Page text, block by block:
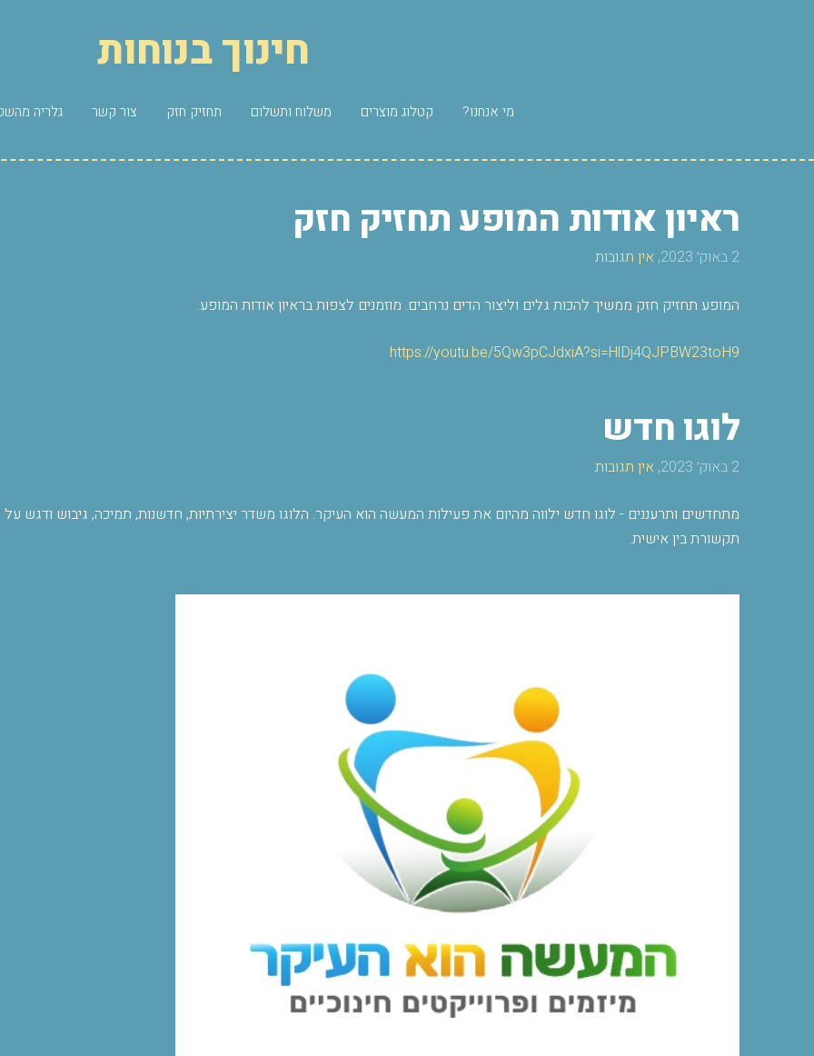
חינוך בנוחות
מי אנחנו? קטלוג מוצרים משלוח ותשלום תחזיק חזק צור קשר גלריה
ראיון אודות המופע תחזיק חזק
2 באוק׳ 2023, אין תגובות
המופע תחזיק חזק ממשיך להכות גלים וליצור הדים נרחבים. מוזמנים לצפות בראיון אודות המופע.
https://youtu.be/5Qw3pCJdxiA?si=HlDj4QJPBW23toH9
לוגו חדש
2 באוק׳ 2023, אין תגובות
מתחדשים ותרעננים - לוגו חדש ילווה מהיום את פעילות המעשה הוא העיקר. הלוגו משדר יצירתיות, חדשנות, תמיכה, גיבוש ודגש על
תקשורת בין אישית.